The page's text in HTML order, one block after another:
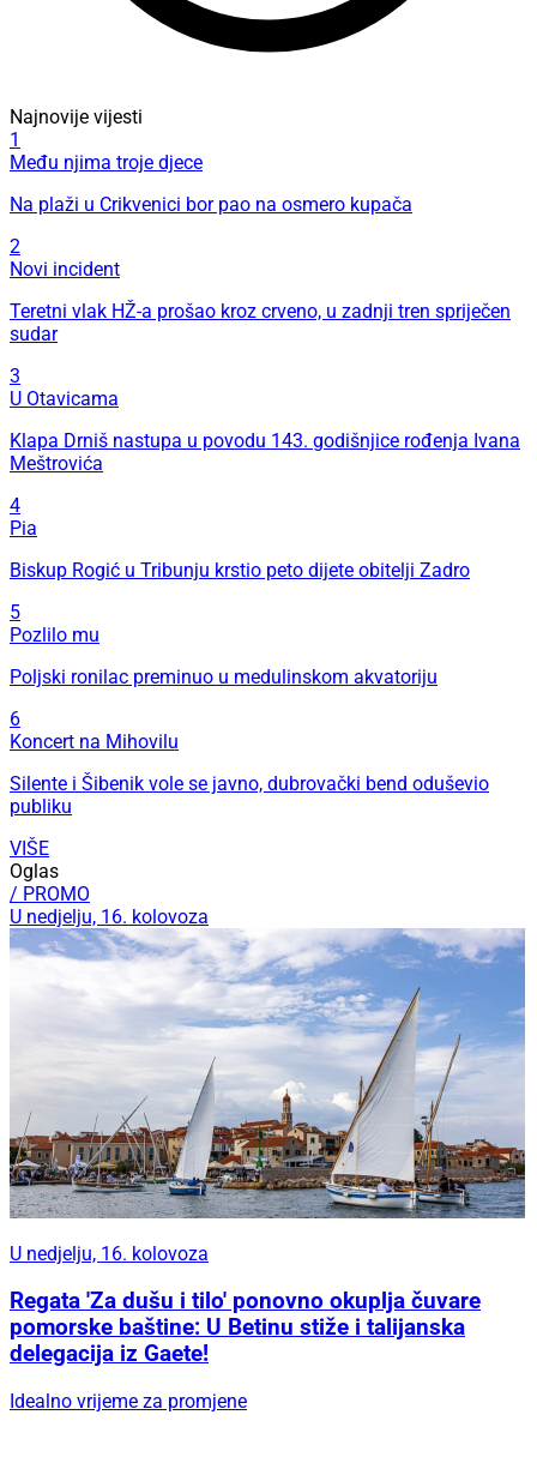
Najnovije vijesti
1
Među njima troje djece
Na plaži u Crikvenici bor pao na osmero kupača
2
Novi incident
Teretni vlak HŽ-a prošao kroz crveno, u zadnji tren spriječen
sudar
3
U Otavicama
Klapa Drniš nastupa u povodu 143. godišnjice rođenja Ivana
Meštrovića
4
Pia
Biskup Rogić u Tribunju krstio peto dijete obitelji Zadro
5
Pozlilo mu
Poljski ronilac preminuo u medulinskom akvatoriju
6
Koncert na Mihovilu
Silente i Šibenik vole se javno, dubrovački bend oduševio
publiku
VIŠE
Oglas
/ PROMO
U nedjelju, 16. kolovoza
U nedjelju, 16. kolovoza
Regata 'Za dušu i tilo' ponovno okuplja čuvare
pomorske baštine: U Betinu stiže i talijanska
delegacija iz Gaete!
Idealno vrijeme za promjene